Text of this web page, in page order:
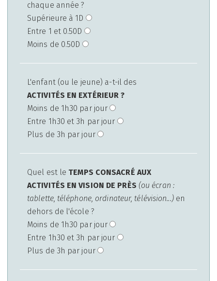
chaque année ?
Supérieure à 1D
Entre 1 et 0.50D
Moins de 0.50D
L'enfant (ou le jeune) a-t-il des
ACTIVITÉS EN EXTÉRIEUR ?
Moins de 1h30 par jour
Entre 1h30 et 3h par jour
Plus de 3h par jour
Quel est le TEMPS CONSACRÉ AUX
ACTIVITÉS EN VISION DE PRÈS (ou écran :
tablette, téléphone, ordinateur, télévision...)en
dehors de l'école ?
Moins de 1h30 par jour
Entre 1h30 et 3h par jour
Plus de 3h par jour